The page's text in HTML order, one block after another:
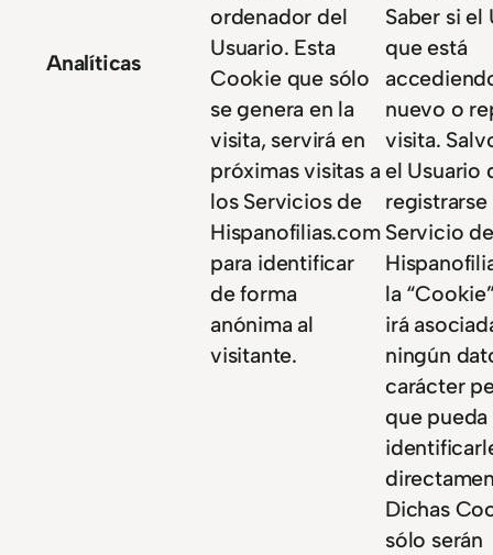
Analíticas
ordenador del
Usuario. Esta
Cookie que sólo
se genera en la
visita, servirá en
próximas visitas a
los Servicios de
Hispanofilias.com
para identificar
de forma
anónima al
visitante.
Saber si el
que está
nuevo o
visita.
el Usuario
registrarse
Servicio de
la
irá
ningún
carácter
que pueda
Dichas
sólo serán